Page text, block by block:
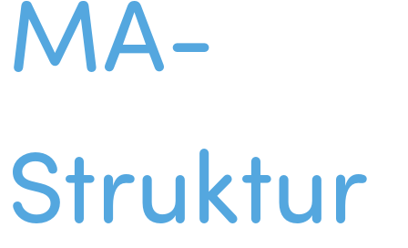
MA-
Struktur